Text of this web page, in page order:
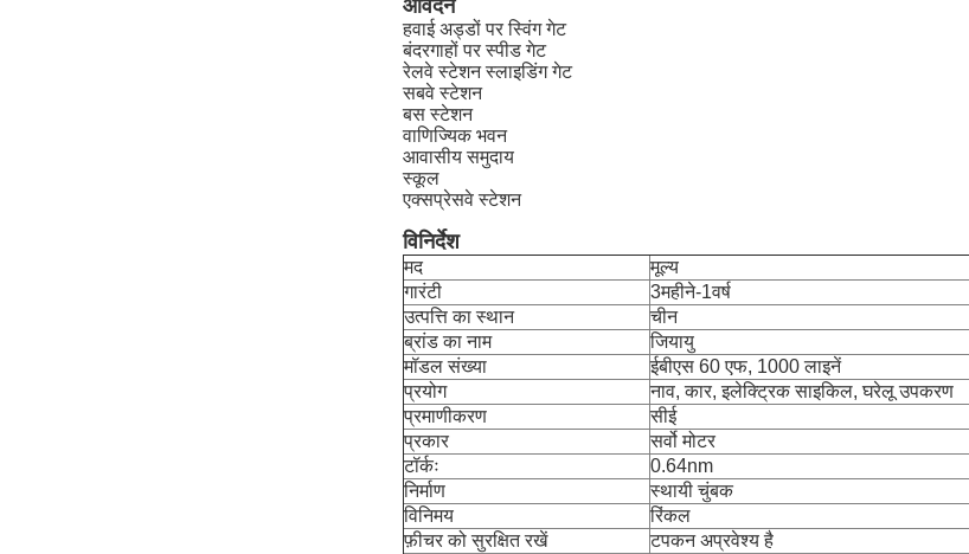
आवेदन
हवाई अड्डों पर स्विंग गेट
बंदरगाहों पर स्पीड गेट
रेलवे स्टेशन स्लाइडिंग गेट
सबवे स्टेशन
बस स्टेशन
वाणिज्यिक भवन
आवासीय समुदाय
स्कूल
एक्सप्रेसवे स्टेशन
विनिर्देश
मद
मूल्य
गारंटी
3महीने-1वर्ष
उत्पत्ति का स्थान
चीन
ब्रांड का नाम
जियायु
मॉडल संख्या
ईबीएस 60 एफ, 1000 लाइनें
प्रयोग
नाव, कार, इलेक्ट्रिक साइकिल, घरेलू उपकरण
प्रमाणीकरण
सीई
प्रकार
सर्वो मोटर
टॉर्कः
0.64nm
निर्माण
स्थायी चुंबक
विनिमय
रिंकल
फ़ीचर को सुरक्षित रखें
टपकन अप्रवेश्य है